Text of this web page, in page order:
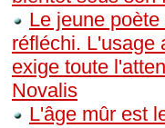
Le jeune
réfléchi. L'usage
exige toute
Novalis
L'âge mûr est